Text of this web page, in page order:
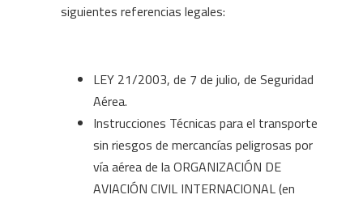
siguientes referencias legales:
LEY 21/2003, de 7 de julio, de Seguridad
Aérea.
Instrucciones Técnicas para el transporte
sin riesgos de mercancías peligrosas por
vía aérea de la ORGANIZACIÓN DE
AVIACIÓN CIVIL INTERNACIONAL (en